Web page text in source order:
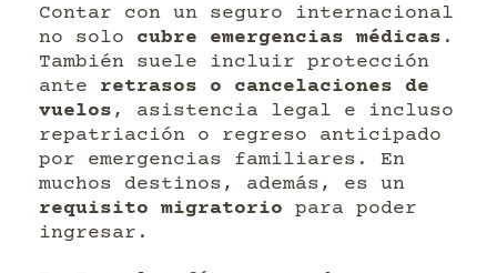
Contar con un seguro internacional
no solo cubre emergencias médicas .
También suele incluir protección
ante retrasos o cancelaciones de
vuelos , asistencia legal e incluso
repatriación o regreso anticipado
por emergencias familiares. En
muchos destinos, además, es un
requisito migratorio para poder
ingresar.